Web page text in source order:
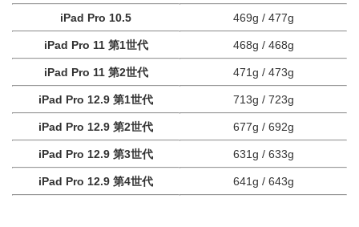
iPad Pro 10.5 469g / 477g
iPad Pro 11 第1世代 468g / 468g
iPad Pro 11 第2世代 471g / 473g
iPad Pro 12.9 第1世代 713g / 723g
iPad Pro 12.9 第2世代 677g / 692g
iPad Pro 12.9 第3世代 631g / 633g
iPad Pro 12.9 第4世代 641g / 643g